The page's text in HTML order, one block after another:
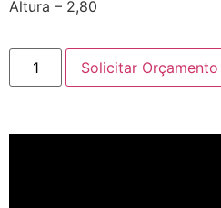
Altura – 2,80
Solicitar Orçamento